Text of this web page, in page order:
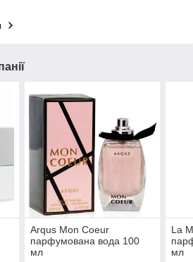
Arqus Mon Coeur
парфумована вода 100
мл
La
мл